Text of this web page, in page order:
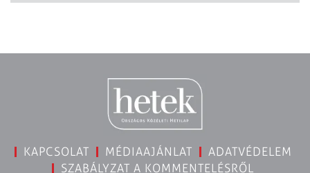
KAPCSOLAT MÉDIAAJÁNLAT
ADATVÉDELEM
SZABÁLYZAT A KOMMENTELÉSRŐL